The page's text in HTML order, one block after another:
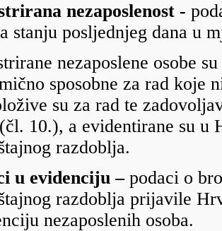
nezaposlenost -
stanju posljednjeg dana u
nezaposlene osobe
sposobne za rad koje
su za rad te
10.), a evidentirane su u
razdoblja.
u evidenciju – podaci o
razdoblja prijavile
nezaposlenih osoba.